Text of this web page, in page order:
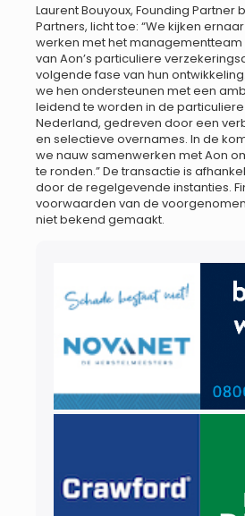
Laurent Bouyoux, Founding Partner
Partners, licht toe: “We kijken
werken met het
van Aon’s particuliere
volgende fase van hun
we hen ondersteunen met een
leidend te worden in de
Nederland, gedreven door een
en selectieve overnames. In de
we nauw samenwerken met Aon
te ronden.” De transactie is
door de regelgevende instanties.
voorwaarden van de
niet bekend gemaakt.